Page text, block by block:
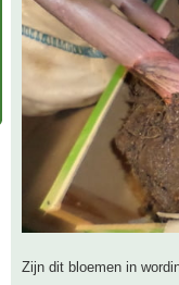
Zijn dit bloemen in